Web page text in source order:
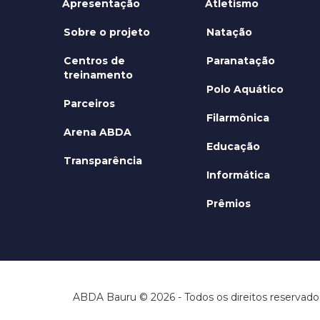
Apresentação
Sobre o projeto
Centros de
treinamento
Parceiros
Arena ABDA
Transparência
Atletismo
Natação
Paranatação
Polo Aquático
Filarmônica
Educação
Informática
Prêmios
ABDA Bauru © 2026 - Todos os direitos